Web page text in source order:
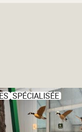
SPÉCIALISÉE